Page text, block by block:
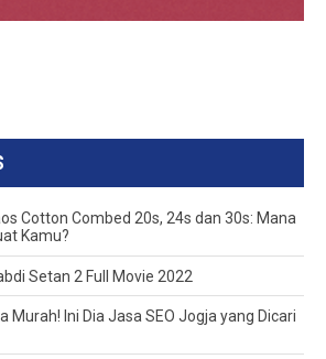
Cotton Combed 20s, 24s dan 30s: Mana
Kamu?
Setan 2 Full Movie 2022
Murah! Ini Dia Jasa SEO Jogja yang Dicari